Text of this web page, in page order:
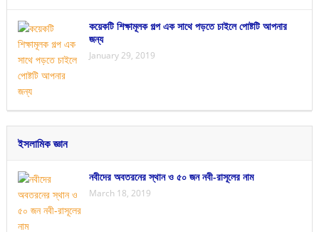
কয়েকটি শিক্ষামূলক গল্প এক সাথে পড়তে চাইলে পোষ্টটি আপনার
জন্য
January 29, 2019
ইসলামিক জ্ঞান
নবীদের অবতরনের স্থান ও ৫০ জন নবী-রাসূলের নাম
March 18, 2019